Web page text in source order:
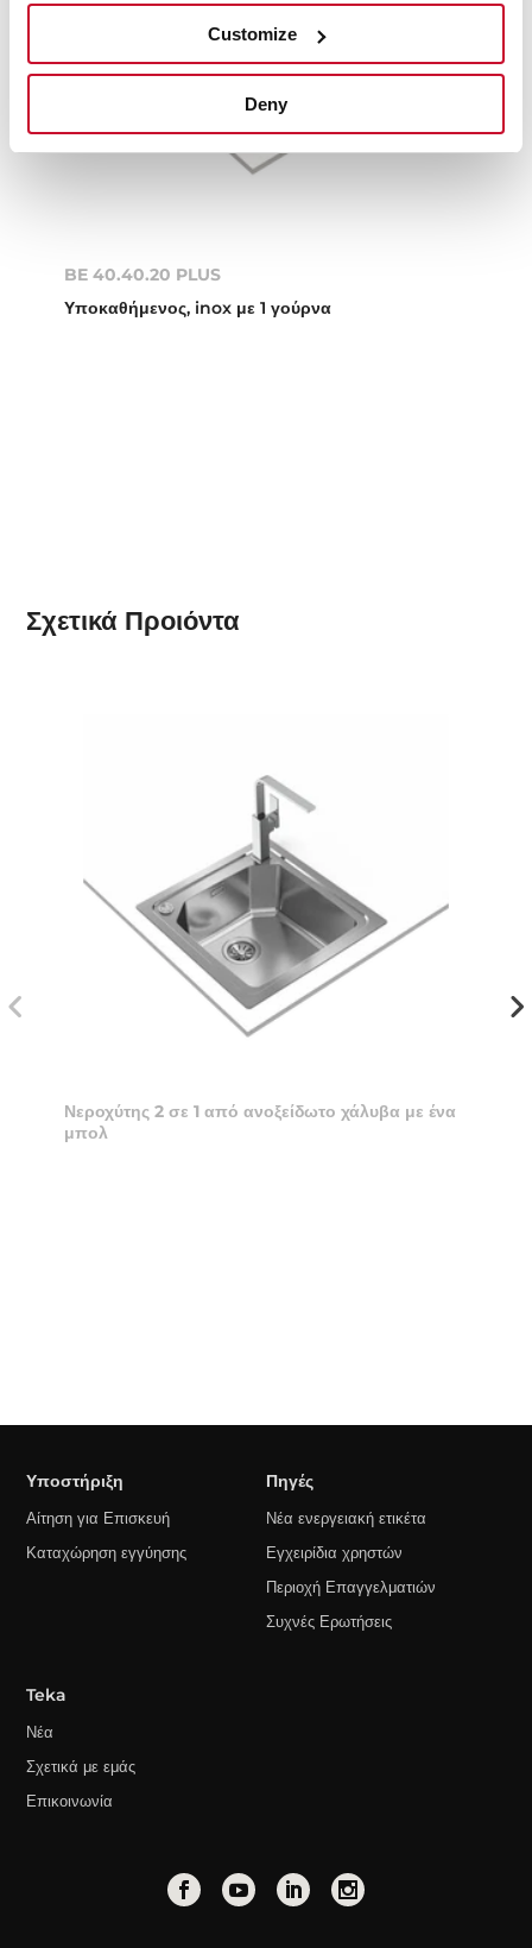
Customize
Deny
BE 40.40.20 PLUS
Υποκαθήμενος, inox με 1 γούρνα
Σχετικά Προιόντα
Νεροχύτης 2 σε 1 από ανοξείδωτο χάλυβα με ένα
μπολ
Υποστήριξη
Αίτηση για Επισκευή
Καταχώρηση εγγύησης
Πηγές
Νέα ενεργειακή ετικέτα
Εγχειρίδια χρηστών
Περιοχή Επαγγελματιών
Συχνές Ερωτήσεις
Teka
Νέα
Σχετικά με εμάς
Επικοινωνία